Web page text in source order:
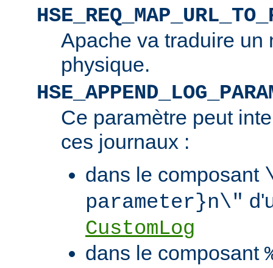
Apache va traduire un
physique.
Ce paramètre peut
ces journaux :
dans le composant
parameter}n\"
CustomLog
dans le composant